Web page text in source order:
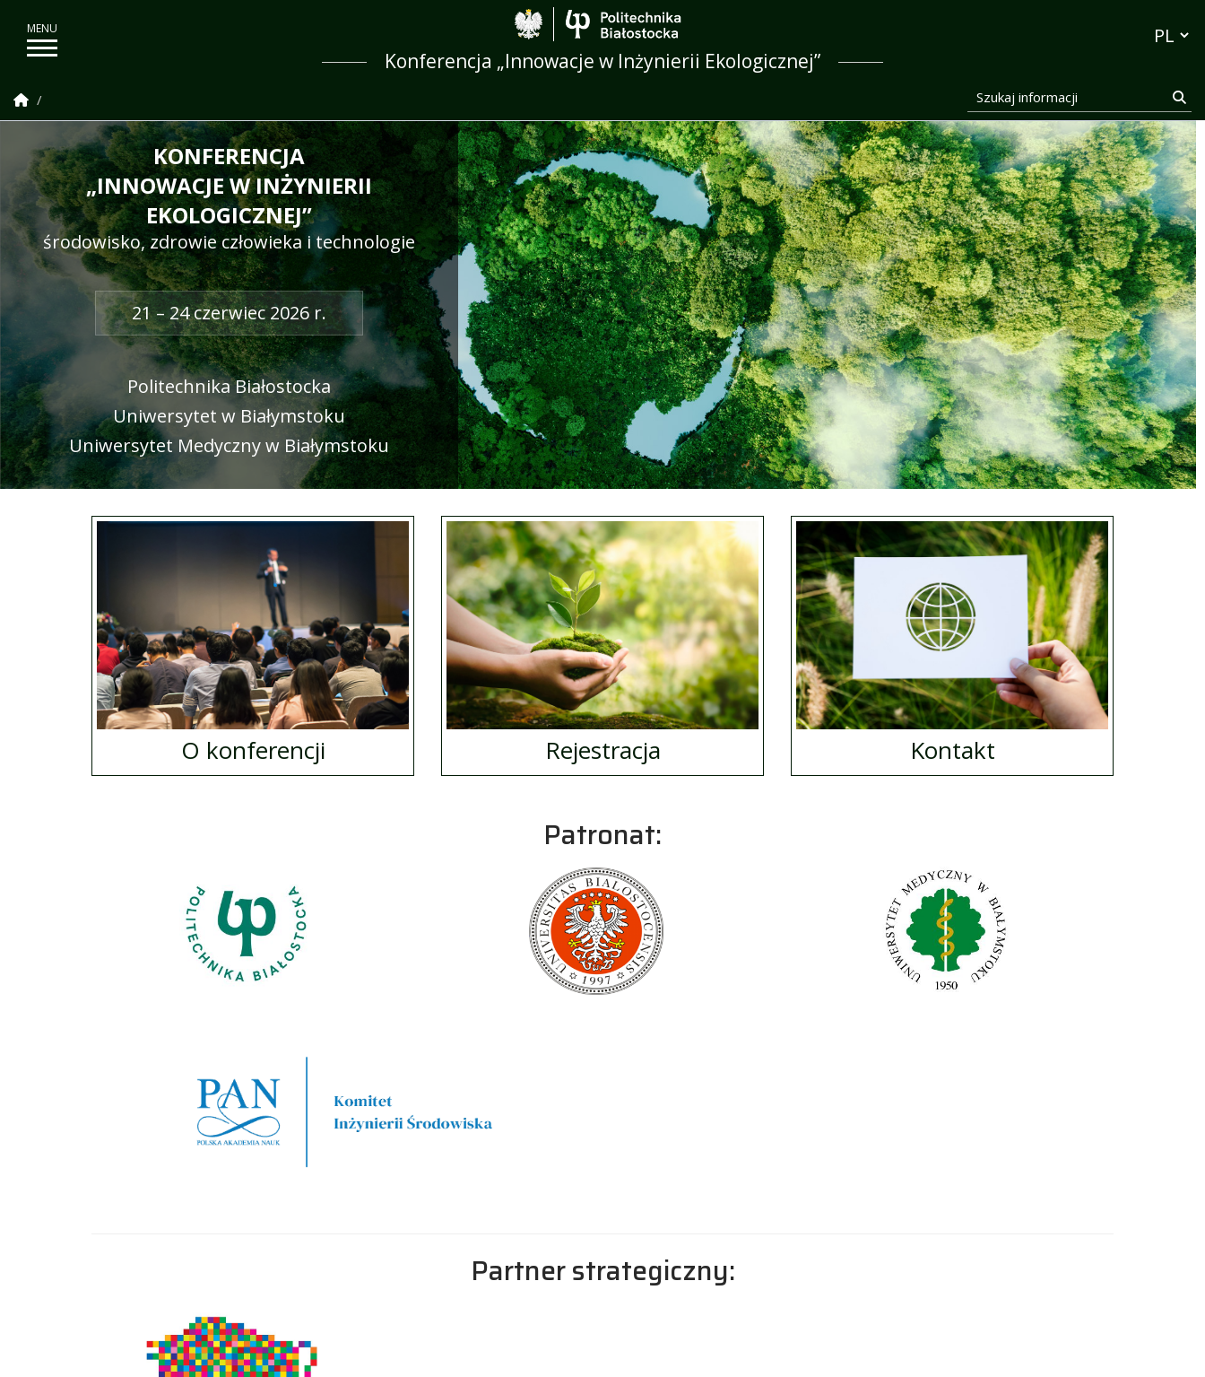
Konferencja „Innowacje w Inżynierii Ekologicznej”
Strona Główna Szukaj informacji
Konferencja „Innowacje w Inżynierii Ekologicznej”
KONFERENCJA
„INNOWACJE W INŻYNIERII
EKOLOGICZNEJ”
środowisko, zdrowie człowieka i technologie
21 – 24 czerwiec 2026 r.
Politechnika Białostocka
Uniwersytet w Białymstoku
Uniwersytet Medyczny w Białymstoku
O konferencji Rejestracja Kontakt
Patronat:
Partner strategiczny: